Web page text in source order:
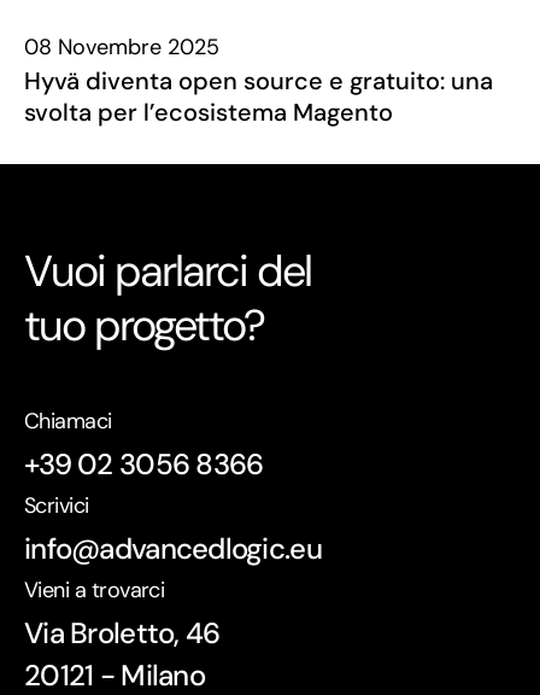
08 Novembre 2025
Hyvä diventa open source e gratuito: una
svolta per l’ecosistema Magento
Vuoi parlarci del
tuo progetto?
Chiamaci
+39 02 3056 8366
Scrivici
info@advancedlogic.eu
Vieni a trovarci
Via Broletto, 46
20121 - Milano